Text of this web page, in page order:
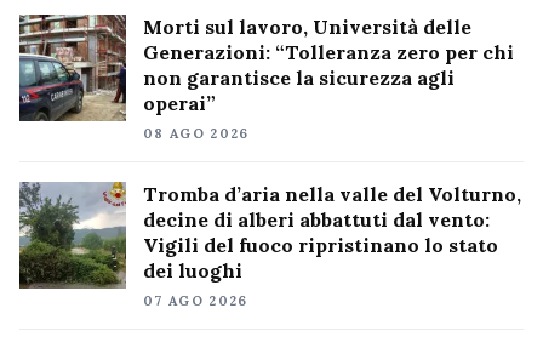
Morti sul lavoro, Università delle
Generazioni: “Tolleranza zero per chi
non garantisce la sicurezza agli
operai”
08 AGO 2026
Tromba d’aria nella valle del Volturno,
decine di alberi abbattuti dal vento:
Vigili del fuoco ripristinano lo stato
dei luoghi
07 AGO 2026